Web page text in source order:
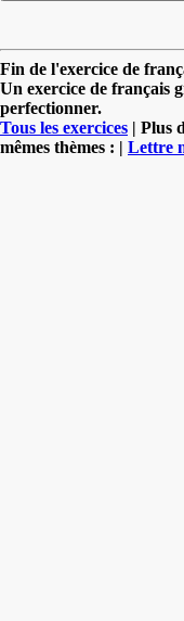
Fin de l'exercice de
Un exercice de français
perfectionner.
Tous les exercices | Plus
mêmes thèmes : | Lettre